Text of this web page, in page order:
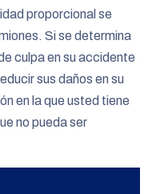
proporcional se
Si se determina
culpa en su accidente
sus daños en su
en la que usted tiene
no pueda ser